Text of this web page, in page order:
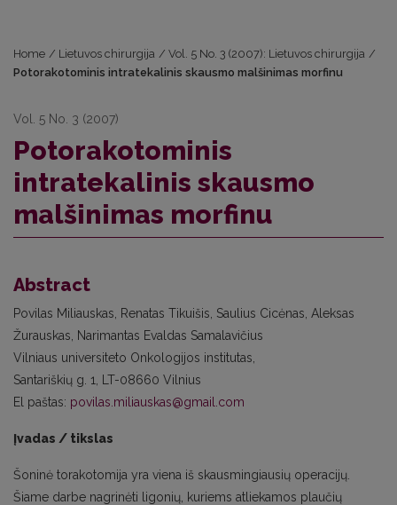
Home / Lietuvos chirurgija / Vol. 5 No. 3 (2007): Lietuvos chirurgija /
Potorakotominis intratekalinis skausmo malšinimas morfinu
Vol. 5 No. 3 (2007)
Potorakotominis
intratekalinis skausmo
malšinimas morfinu
Abstract
Povilas Miliauskas, Renatas Tikuišis, Saulius Cicėnas, Aleksas
Žurauskas, Narimantas Evaldas Samalavičius
Vilniaus universiteto Onkologijos institutas,
Santariškių g. 1, LT-08660 Vilnius
El paštas: povilas.miliauskas@gmail.com
Įvadas / tikslas
Šoninė torakotomija yra viena iš skausmingiausių operacijų.
Šiame darbe nagrinėti ligonių, kuriems atliekamos plaučių